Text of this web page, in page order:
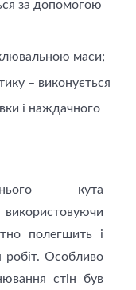
за допомогою
маси;
– виконується
і наждачного
кута
полегшить і
робіт. Особливо
стін був